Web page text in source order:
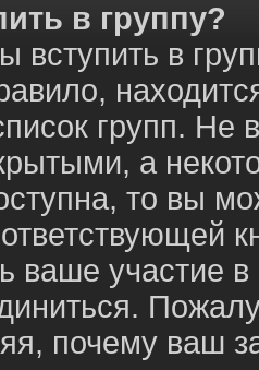
в группу?
вступить в
групп. Не
а
то вы
ваше участие
почему ваш